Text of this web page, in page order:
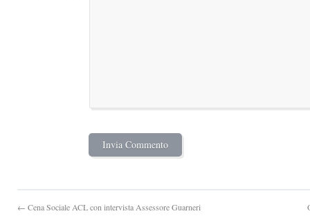
← Cena Sociale ACL con intervista Assessore Guarneri